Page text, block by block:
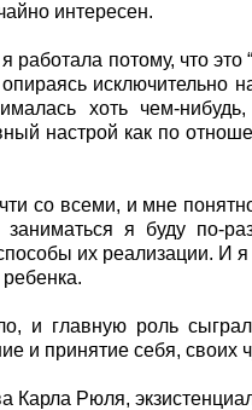
интересен.
работала потому, что
хоть чем-
настрой как по
со всеми, и мне
я буду по-
их реализации. И
и главную роль
и принятие себя, своих
Карла Рюля,